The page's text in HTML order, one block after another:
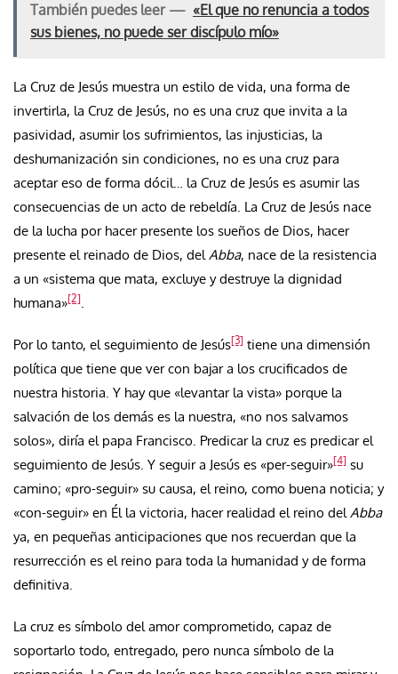
También puedes leer — «El que no renuncia a todos
sus bienes, no puede ser discípulo mío»
La Cruz de Jesús muestra un estilo de vida, una forma de
invertirla, la Cruz de Jesús, no es una cruz que invita a la
pasividad, asumir los sufrimientos, las injusticias, la
deshumanización sin condiciones, no es una cruz para
aceptar eso de forma dócil… la Cruz de Jesús es asumir las
consecuencias de un acto de rebeldía. La Cruz de Jesús nace
de la lucha por hacer presente los sueños de Dios, hacer
presente el reinado de Dios, delAbba, nace de la resistencia
a un «sistema que mata, excluye y destruye la dignidad
humana»[2].
Por lo tanto, el seguimiento de Jesús[3] tiene una dimensión
política que tiene que ver con bajar a los crucificados de
nuestra historia. Y hay que «levantar la vista» porque la
salvación de los demás es la nuestra, «no nos salvamos
solos», diría el papa Francisco. Predicar la cruz es predicar el
seguimiento de Jesús. Y seguir a Jesús es «per-seguir»[4] su
camino; «pro-seguir» su causa, el reino, como buena noticia; y
«con-seguir» en Él la victoria, hacer realidad el reino delAbba
ya, en pequeñas anticipaciones que nos recuerdan que la
resurrección es el reino para toda la humanidad y de forma
definitiva.
La cruz es símbolo del amor comprometido, capaz de
soportarlo todo, entregado, pero nunca símbolo de la